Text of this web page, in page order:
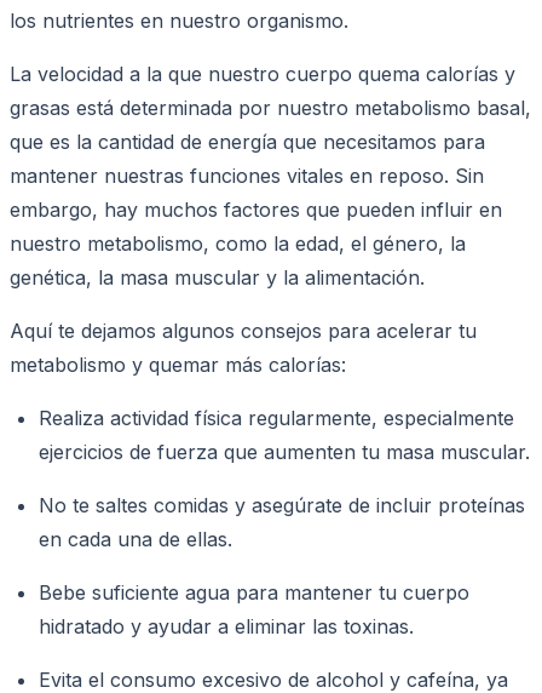
los nutrientes en nuestro organismo.
La velocidad a la que nuestro cuerpo quema calorías y
grasas está determinada por nuestro metabolismo basal,
que es la cantidad de energía que necesitamos para
mantener nuestras funciones vitales en reposo. Sin
embargo, hay muchos factores que pueden influir en
nuestro metabolismo, como la edad, el género, la
genética, la masa muscular y la alimentación.
Aquí te dejamos algunos consejos para acelerar tu
metabolismo y quemar más calorías:
Realiza actividad física regularmente, especialmente
ejercicios de fuerza que aumenten tu masa muscular.
No te saltes comidas y asegúrate de incluir proteínas
en cada una de ellas.
Bebe suficiente agua para mantener tu cuerpo
hidratado y ayudar a eliminar las toxinas.
Evita el consumo excesivo de alcohol y cafeína, ya